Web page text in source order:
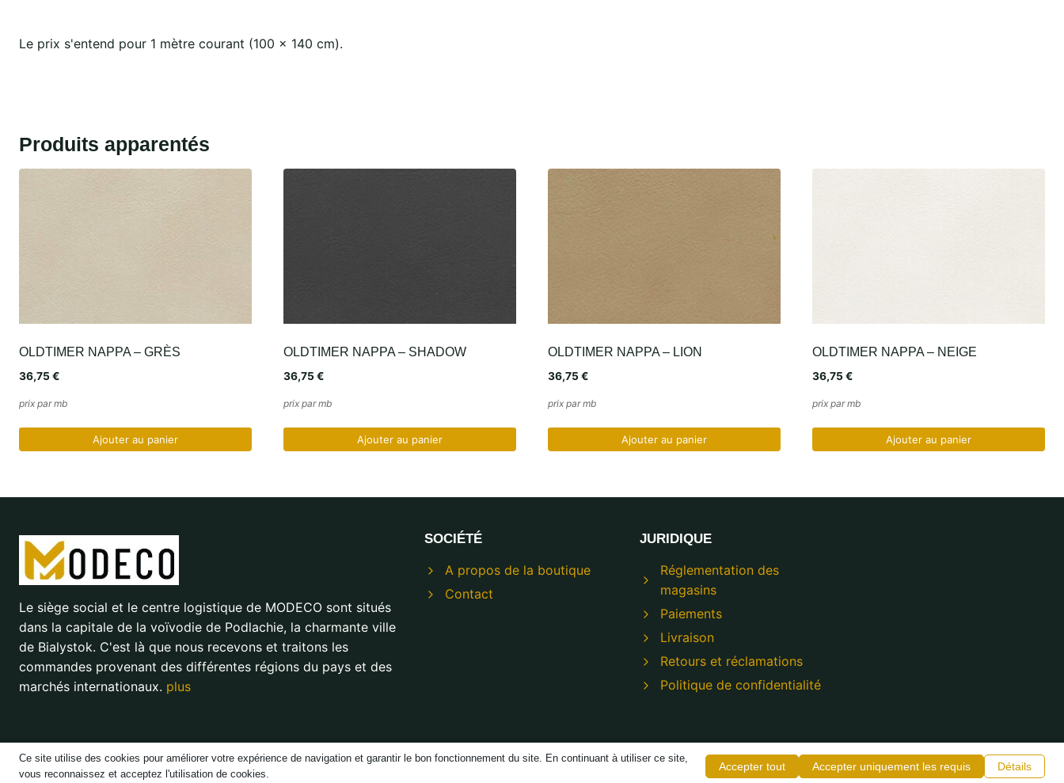
Le prix s'entend pour 1 mètre courant (100 x 140 cm).
Produits apparentés
OLDTIMER NAPPA – GRÈS
36,75€
prix par mb
Ajouter au panier
OLDTIMER NAPPA – SHADOW
36,75€
prix par mb
Ajouter au panier
OLDTIMER NAPPA – LION
36,75€
prix par mb
Ajouter au panier
OLDTIMER NAPPA – NEIGE
36,75€
prix par mb
Ajouter au panier
Le siège social et le centre logistique de MODECO sont situés
dans la capitale de la voïvodie de Podlachie, la charmante ville
de Bialystok. C'est là que nous recevons et traitons les
commandes provenant des différentes régions du pays et des
marchés internationaux. plus
SOCIÉTÉ
A propos de la boutique
Contact
JURIDIQUE
Réglementation des
magasins
Paiements
Livraison
Retours et réclamations
Politique de confidentialité
Ce site utilise des cookies pour améliorer votre expérience de navigation et garantir le bon fonctionnement du site. En continuant à utiliser ce site,
vous reconnaissez et acceptez l'utilisation de cookies.
Accepter tout Accepter uniquement les requis Détails